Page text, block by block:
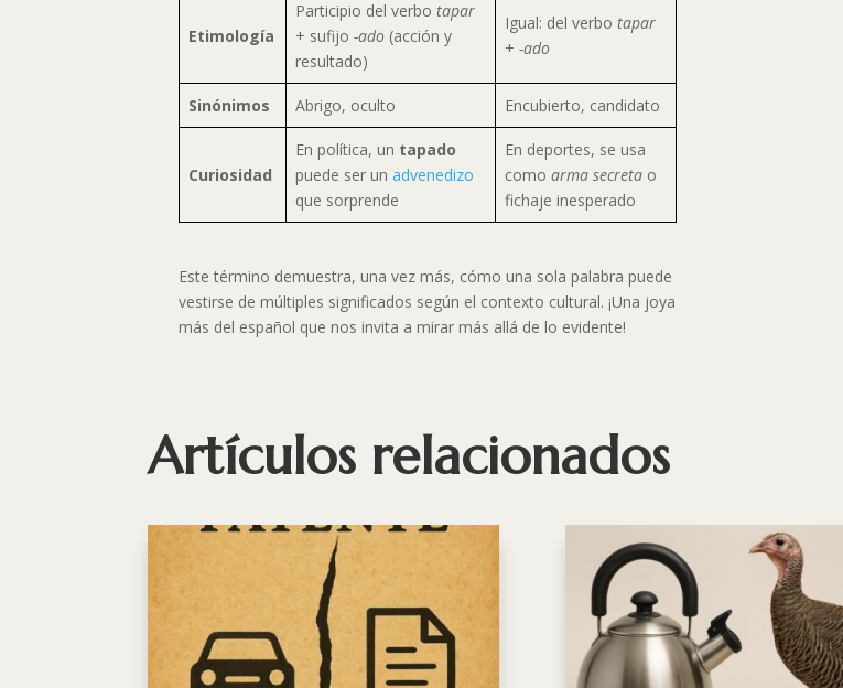
Etimología
Participio del verbotapar
+ sufijo-ado (acción y
resultado)
Igual: del verbotapar
+-ado
Sinónimos Abrigo, oculto Encubierto, candidato
Curiosidad
En política, un tapado
puede ser unadvenedizo
que sorprende
En deportes, se usa
comoarma secreta o
fichaje inesperado
Este término demuestra, una vez más, cómo una sola palabra puede
vestirse de múltiples significados según el contexto cultural. ¡Una joya
más del español que nos invita a mirar más allá de lo evidente!
Artículos relacionados